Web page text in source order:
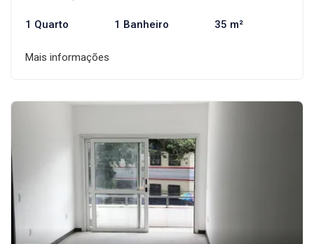
1 Quarto 1 Banheiro 35 m²
Mais informações